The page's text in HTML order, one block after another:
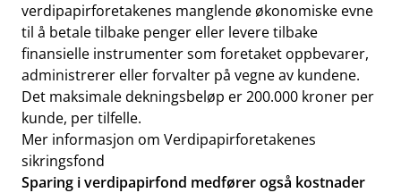
verdipapirforetakenes manglende økonomiske evne
til å betale tilbake penger eller levere tilbake
finansielle instrumenter som foretaket oppbevarer,
administrerer eller forvalter på vegne av kundene.
Det maksimale dekningsbeløp er 200.000 kroner per
kunde, per tilfelle.
Mer informasjon om Verdipapirforetakenes
sikringsfond
Sparing i verdipapirfond medfører også kostnader